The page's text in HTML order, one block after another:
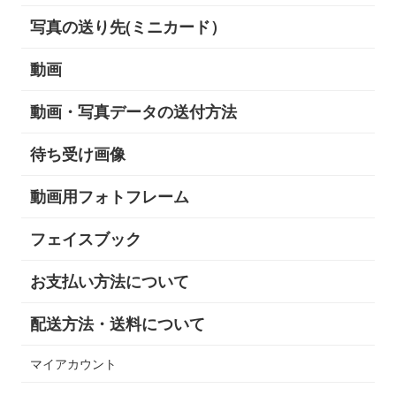
写真の送り先(ミニカード）
動画
動画・写真データの送付方法
待ち受け画像
動画用フォトフレーム
フェイスブック
お支払い方法について
配送方法・送料について
マイアカウント